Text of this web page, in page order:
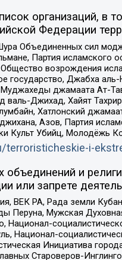
организаций, в
Федерации
Объединенных сил
Партия
возрождения
государство, Джабха
Муджахеды джамаата Ат-
валь-Джихад, Хайят
Хатлонский
Азов, Партия
Культ Убийц, Молодёжь
terroristicheskie-i-
и
или запрете
ВЕК РА, Рада земли
Перуна, Мужская
Национал-
Национал-
Инициатива
Староверов-